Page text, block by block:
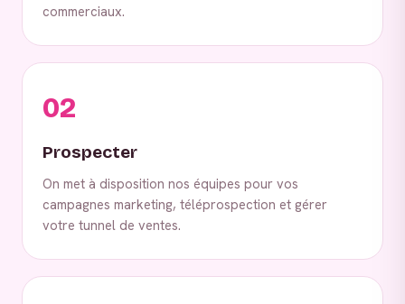
commerciaux.
02
Prospecter
On met à disposition nos équipes pour vos
campagnes marketing, téléprospection et gérer
votre tunnel de ventes.